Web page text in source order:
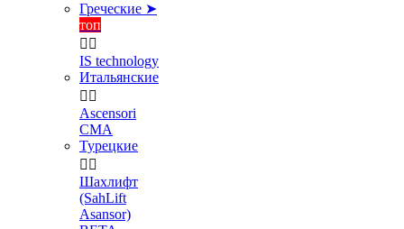
Греческие ➤
топ
 
IS technology
Итальянские
 
Ascensori
CMA
Турецкие
 
Шахлифт
(SahLift
Asansor)